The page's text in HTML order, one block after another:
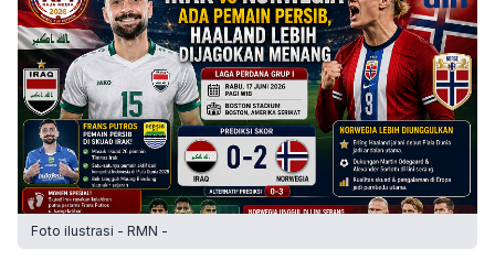
Foto ilustrasi - RMN -